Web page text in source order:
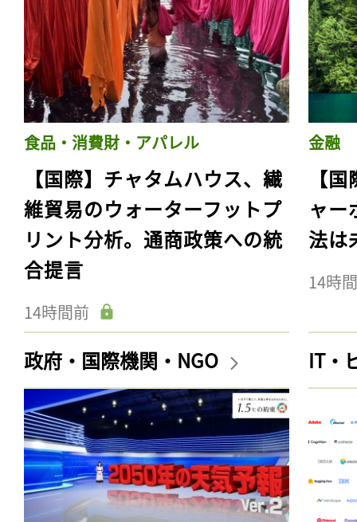
食品・消費財・アパレル
【国際】チャタムハウス、繊
維貿易のウォーターフットプ
リント分析。通商政策への統
合提言
14時間前
金融
【
ャー
法は
14時
政府・国際機関・NGO IT・